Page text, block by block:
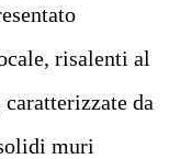
risalenti al
da
muri